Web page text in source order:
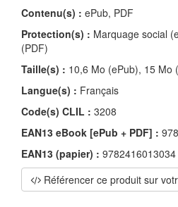
Contenu(s) : ePub, PDF
Protection(s) : Marquage social
(PDF)
Taille(s) : 10,6 Mo (ePub), 15 Mo
Langue(s) : Français
Code(s) CLIL : 3208
EAN13 eBook [ePub + PDF] :
EAN13 (papier) : 9782416013034
Référencer ce produit sur